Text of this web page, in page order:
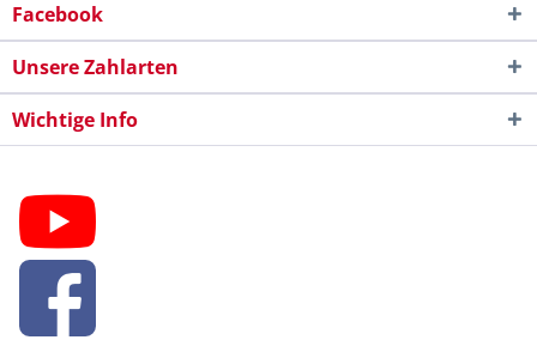
Facebook
Unsere Zahlarten
Wichtige Info